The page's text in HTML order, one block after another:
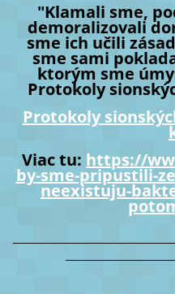
"Klamali sme,
demoralizovali
sme ich učili
sme sami
ktorým sme
Protokoly
Protokoly
Viac tu: https://
by-sme-pripustili-
neexistuju-